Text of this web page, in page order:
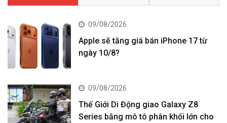
09/08/2026
Apple sẽ tăng giá bán iPhone 17 từ
ngày 10/8?
09/08/2026
Thế Giới Di Động giao Galaxy Z8
Series bằng mô tô phân khối lớn cho